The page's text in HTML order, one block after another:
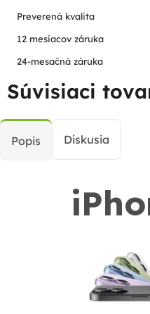
Preverená kvalita
12 mesiacov záruka
24-mesačná záruka
Súvisiaci
Popis Diskusia